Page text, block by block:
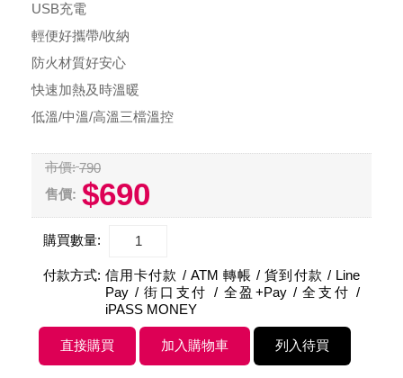
USB充電
輕便好攜帶/收納
防火材質好安心
快速加熱及時溫暖
低溫/中溫/高溫三檔溫控
市價: 790
售價: $690
購買數量:
付款方式: 信用卡付款 / ATM 轉帳 / 貨到付款 / Line
Pay / 街口支付 / 全盈+Pay / 全支付 /
iPASS MONEY